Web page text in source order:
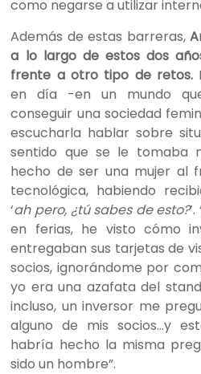
como negarse a utilizar
Además de estas barreras,
a lo largo de estos dos
frente a otro tipo de retos.
en día -en un mundo
conseguir una sociedad
escucharla hablar sobre
sentido que se le tomaba
hecho de ser una mujer al
tecnológica, habiendo
‘ah pero, ¿tú sabes de esto?
en ferias, he visto cómo
entregaban sus tarjetas de
socios, ignorándome por
yo era una azafata del
incluso, un inversor me
alguno de mis socios…y
habría hecho la misma
sido un hombre”.